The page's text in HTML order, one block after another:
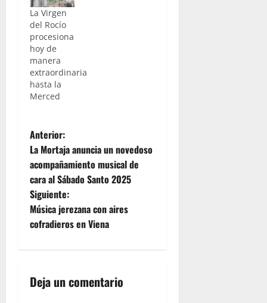
Santa
Hospedera.
La imagen
recorrerá
un amplio
itinerario
como
culmen a
venido
desarrollándose
desde la
pasada
semana,
iniciándose
la
procesión
a las 20
propia
capilla.…
La Virgen
del Rocío
procesiona
hoy de
manera
extraordinaria
hasta la
Merced
N
a
v
e
c
Anterior:
La Mortaja anuncia un novedoso
acompañamiento musical de
cara al Sábado Santo 2025
Siguiente:
Música jerezana con aires
cofradieros en Viena
Deja un comentario